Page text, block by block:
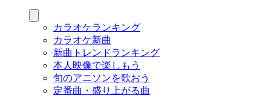
カラオケランキング
カラオケ新曲
新曲トレンドランキング
本人映像で楽しもう
旬のアニソンを歌おう
定番曲・盛り上がる曲